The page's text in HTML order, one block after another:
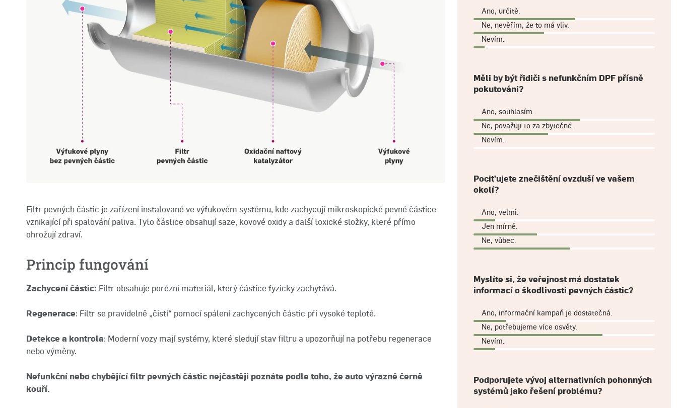
Filtr pevných částic je zařízení instalované ve výfukovém systému, kde zachycují mikroskopické pevné částice
vznikající při spalování paliva. Tyto částice obsahují saze, kovové oxidy a další toxické složky, které přímo
ohrožují zdraví.
Princip fungování
Zachycení částic: Filtr obsahuje porézní materiál, který částice fyzicky zachytává.
Regenerace: Filtr se pravidelně „čistí“ pomocí spálení zachycených částic při vysoké teplotě.
Detekce a kontrola: Moderní vozy mají systémy, které sledují stav filtru a upozorňují na potřebu regenerace
nebo výměny.
Nefunkční nebo chybějící filtr pevných částic nejčastěji poznáte podle toho, že auto výrazně černě
kouří.
Ano, určitě.
Ne, nevěřím, že to má vliv.
Nevím.
Měli by být řidiči s nefunkčním DPF přísně
pokutováni?
Ano, souhlasím.
Ne, považuji to za zbytečné.
Nevím.
Pociťujete znečištění ovzduší ve vašem
okolí?
Ano, velmi.
Jen mírně.
Ne, vůbec.
Myslíte si, že veřejnost má dostatek
informací o škodlivosti pevných částic?
Ano, informační kampaň je dostatečná.
Ne, potřebujeme více osvěty.
Nevím.
Podporujete vývoj alternativních pohonných
systémů jako řešení problému?